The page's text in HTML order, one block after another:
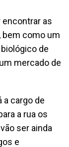
encontrar as
bem como um
de
mercado de
a cargo de
a rua os
ser ainda
e